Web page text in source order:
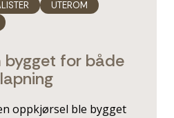
UTEROM
bygget for både
oppkjørsel ble bygget